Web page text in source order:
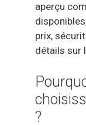
aperçu
prix,
détails sur
?